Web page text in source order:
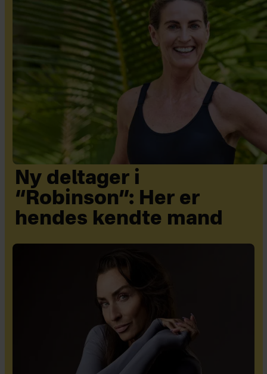
Ny deltager i
“Robinson”: Her er
hendes kendte mand